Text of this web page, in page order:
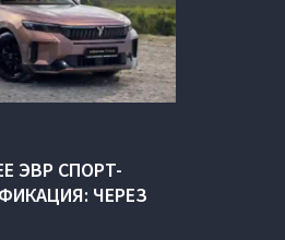
ЭВР СПОРТ-
ЧЕРЕЗ